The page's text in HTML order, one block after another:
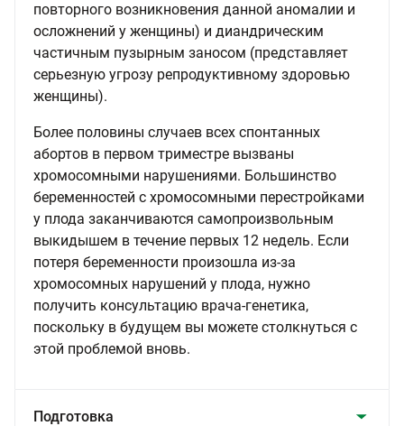
повторного возникновения данной аномалии и
осложнений у женщины) и диандрическим
частичным пузырным заносом (представляет
серьезную угрозу репродуктивному здоровью
женщины).
Более половины случаев всех спонтанных
абортов в первом триместре вызваны
хромосомными нарушениями. Большинство
беременностей с хромосомными перестройками
у плода заканчиваются самопроизвольным
выкидышем в течение первых 12 недель. Если
потеря беременности произошла из-за
хромосомных нарушений у плода, нужно
получить консультацию врача-генетика,
поскольку в будущем вы можете столкнуться с
этой проблемой вновь.
Подготовка